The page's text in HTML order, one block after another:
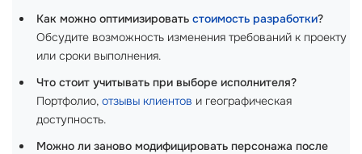
Как можно оптимизировать стоимость разработки?
Обсудите возможность изменения требований к проекту
или сроки выполнения.
Что стоит учитывать при выборе исполнителя?
Портфолио, отзывы клиентов и географическая
доступность.
Можно ли заново модифицировать персонажа после